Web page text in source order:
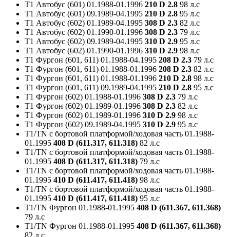
T1 Автобус (601) 01.1988-01.1996 210 D 2.8 98 л.с
T1 Автобус (601) 09.1989-04.1995 210 D 2.8 95 л.с
T1 Автобус (602) 01.1989-04.1995 308 D 2.3 82 л.с
T1 Автобус (602) 01.1990-01.1996 308 D 2.3 79 л.с
T1 Автобус (602) 09.1989-04.1995 310 D 2.9 95 л.с
T1 Автобус (602) 01.1990-01.1996 310 D 2.9 98 л.с
T1 Фургон (601, 611) 01.1988-04.1995 208 D 2.3 79 л.с
T1 Фургон (601, 611) 01.1988-01.1996 208 D 2.3 82 л.с
T1 Фургон (601, 611) 01.1988-01.1996 210 D 2.8 98 л.с
T1 Фургон (601, 611) 09.1989-04.1995 210 D 2.8 95 л.с
T1 Фургон (602) 01.1988-01.1996 308 D 2.3 79 л.с
T1 Фургон (602) 01.1989-01.1996 308 D 2.3 82 л.с
T1 Фургон (602) 01.1989-01.1996 310 D 2.9 98 л.с
T1 Фургон (602) 09.1989-04.1995 310 D 2.9 95 л.с
T1/TN c бортовой платформой/ходовая часть 01.1988-
01.1995 408 D (611.317, 611.318) 82 л.с
T1/TN c бортовой платформой/ходовая часть 01.1988-
01.1995 408 D (611.317, 611.318) 79 л.с
T1/TN c бортовой платформой/ходовая часть 01.1988-
01.1995 410 D (611.417, 611.418) 98 л.с
T1/TN c бортовой платформой/ходовая часть 01.1988-
01.1995 410 D (611.417, 611.418) 95 л.с
T1/TN Фургон 01.1988-01.1995 408 D (611.367, 611.368)
79 л.с
T1/TN Фургон 01.1988-01.1995 408 D (611.367, 611.368)